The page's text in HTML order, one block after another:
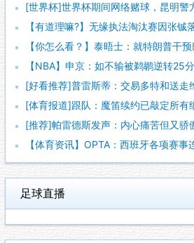
[世界杯]世界杯期间网络赌球，昆明警方
【有道理嘛?】无缘执法淘汰赛因张铖落
【你怎么看？】泰晤士：就特朗普干预巴洛
【NBA】申京：如不输被鹈鹕逆转25分
[好看推荐]普雷斯蒂：交易多特和送走维
[体育报道]跟队：魔笛续约已敲定所有细
[推荐]帕雷德斯发声：内心痛苦但又骄傲，
【体育资讯】OPTA：西班牙各项赛事连
足球直播